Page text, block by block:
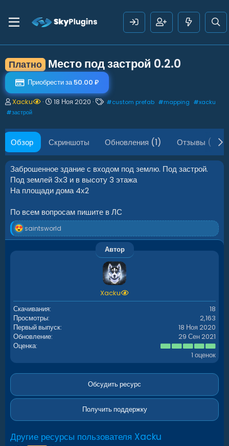
Платно Место под застрой 0.2.0
Приобрести за 50.00 ₽
А
в
о
р
Xacku
Д
а
с
о
з
д
а
н
и
18 Ноя 2020
Т
и
#custom prefab #mapping #xacku
#застрой
Обзор Скриншоты Обновления (1) Отзывы (1)
Заброшенное здание с входом под землю. Под застрой.
Под землей 3х3 и в высоту 3 этажа
На площади дома 4х2
По всем вопросам пишите в ЛС
Р
е
к
saintsworld
Автор
Xacku
Скачивания
18
Просмотры
2,163
Первый выпуск
18 Ноя 2020
Обновление
29 Сен 2021
Оценка
5
.
0
з
ё
з
1 оценок
Обсудить ресурс
Получить поддержку
Другие ресурсы пользователя Xacku